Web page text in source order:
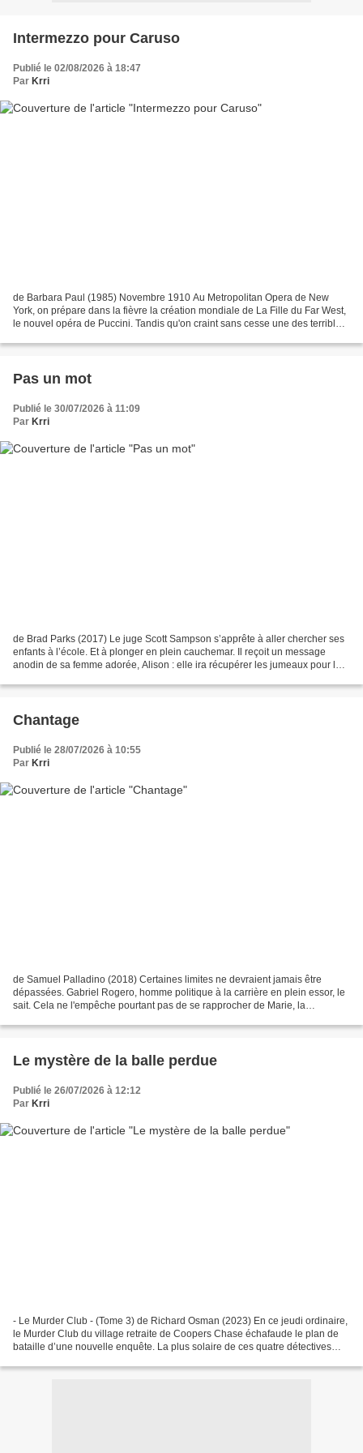
Intermezzo pour Caruso
Publié le 02/08/2026 à 18:47
Par Krri
de Barbara Paul (1985) Novembre 1910 Au Metropolitan Opera de New
York, on prépare dans la fièvre la création mondiale de La Fille du Far West,
le nouvel opéra de Puccini. Tandis qu'on craint sans cesse une des terribles
Pas un mot
Publié le 30/07/2026 à 11:09
Par Krri
de Brad Parks (2017) Le juge Scott Sampson s’apprête à aller chercher ses
enfants à l’école. Et à plonger en plein cauchemar. Il reçoit un message
anodin de sa femme adorée, Alison : elle ira récupérer les jumeaux pour les
Chantage
Publié le 28/07/2026 à 10:55
Par Krri
de Samuel Palladino (2018) Certaines limites ne devraient jamais être
dépassées. Gabriel Rogero, homme politique à la carrière en plein essor, le
sait. Cela ne l'empêche pourtant pas de se rapprocher de Marie, la
Le mystère de la balle perdue
Publié le 26/07/2026 à 12:12
Par Krri
- Le Murder Club - (Tome 3) de Richard Osman (2023) En ce jeudi ordinaire,
le Murder Club du village retraite de Coopers Chase échafaude le plan de
bataille d’une nouvelle enquête. La plus solaire de ces quatre détectives